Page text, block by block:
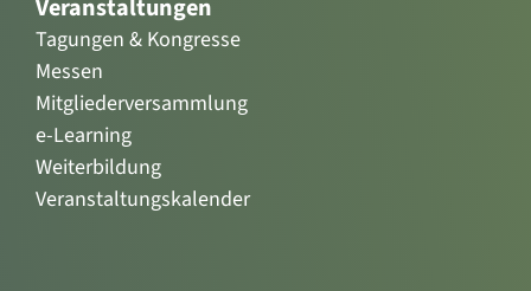
Messen
Mitgliederversammlung
e-Learning
Weiterbildung
Veranstaltungskalender